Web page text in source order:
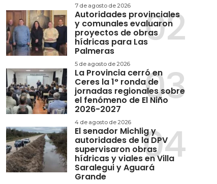
7 de agosto de 2026
Autoridades provinciales
y comunales evaluaron
proyectos de obras
hídricas para Las
Palmeras
5 de agosto de 2026
La Provincia cerró en
Ceres la 1° ronda de
jornadas regionales sobre
el fenómeno de El Niño
2026-2027
4 de agosto de 2026
El senador Michlig y
autoridades de la DPV
supervisaron obras
hídricas y viales en Villa
Saralegui y Aguará
Grande